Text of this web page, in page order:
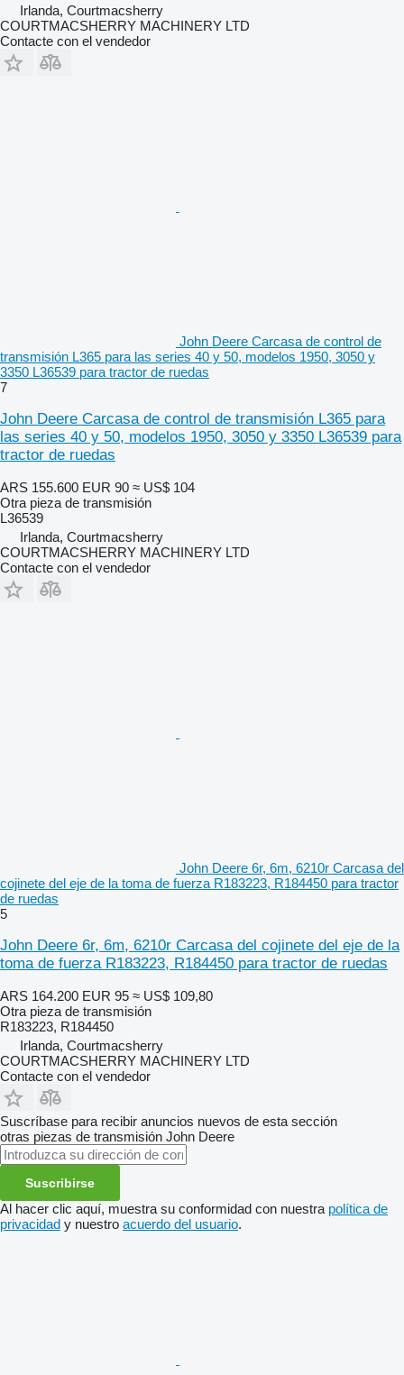
Irlanda, Courtmacsherry
COURTMACSHERRY MACHINERY LTD
Contacte con el vendedor
John Deere Carcasa de control de
transmisión L365 para las series 40 y 50, modelos 1950, 3050 y
3350 L36539 para tractor de ruedas
7
John Deere Carcasa de control de transmisión L365 para
las series 40 y 50, modelos 1950, 3050 y 3350 L36539 para
tractor de ruedas
ARS 155.600 EUR 90 ≈ US$ 104
Otra pieza de transmisión
L36539
Irlanda, Courtmacsherry
COURTMACSHERRY MACHINERY LTD
Contacte con el vendedor
John Deere 6r, 6m, 6210r Carcasa del
cojinete del eje de la toma de fuerza R183223, R184450 para tractor
de ruedas
5
John Deere 6r, 6m, 6210r Carcasa del cojinete del eje de la
toma de fuerza R183223, R184450 para tractor de ruedas
ARS 164.200 EUR 95 ≈ US$ 109,80
Otra pieza de transmisión
R183223, R184450
Irlanda, Courtmacsherry
COURTMACSHERRY MACHINERY LTD
Contacte con el vendedor
Suscríbase para recibir anuncios nuevos de esta sección
otras piezas de transmisión John Deere
Suscribirse
Al hacer clic aquí, muestra su conformidad con nuestra política de
privacidad y nuestro acuerdo del usuario.